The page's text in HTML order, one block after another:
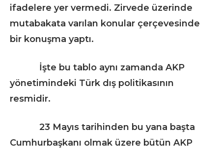
ifadelere yer vermedi. Zirvede üzerinde
mutabakata varılan konular çerçevesinde
bir konuşma yaptı.
İşte bu tablo aynı zamanda AKP
yönetimindeki Türk dış politikasının
resmidir.
23 Mayıs tarihinden bu yana başta
Cumhurbaşkanı olmak üzere bütün AKP